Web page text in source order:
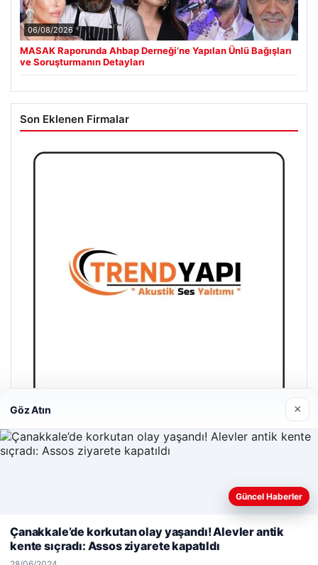
06/08/2026
MASAK Raporunda Ahbap Derneği’ne Yapılan Ünlü Bağışları
ve Soruşturmanın Detayları
Son Eklenen Firmalar
Trend Yapı Akustik
18/04/2026
© 2026 Son Dakika Güncel – Güncel Haberler
Web sitemizi nasıl kullandığınızı daha iyi anlayabilmek,
kullanıyoruz.Çerez Politikamız
Reddet
Göz Atın ×
Güncel Haberler
Çanakkale’de korkutan olay yaşandı! Alevler antik
kente sıçradı: Assos ziyarete kapatıldı